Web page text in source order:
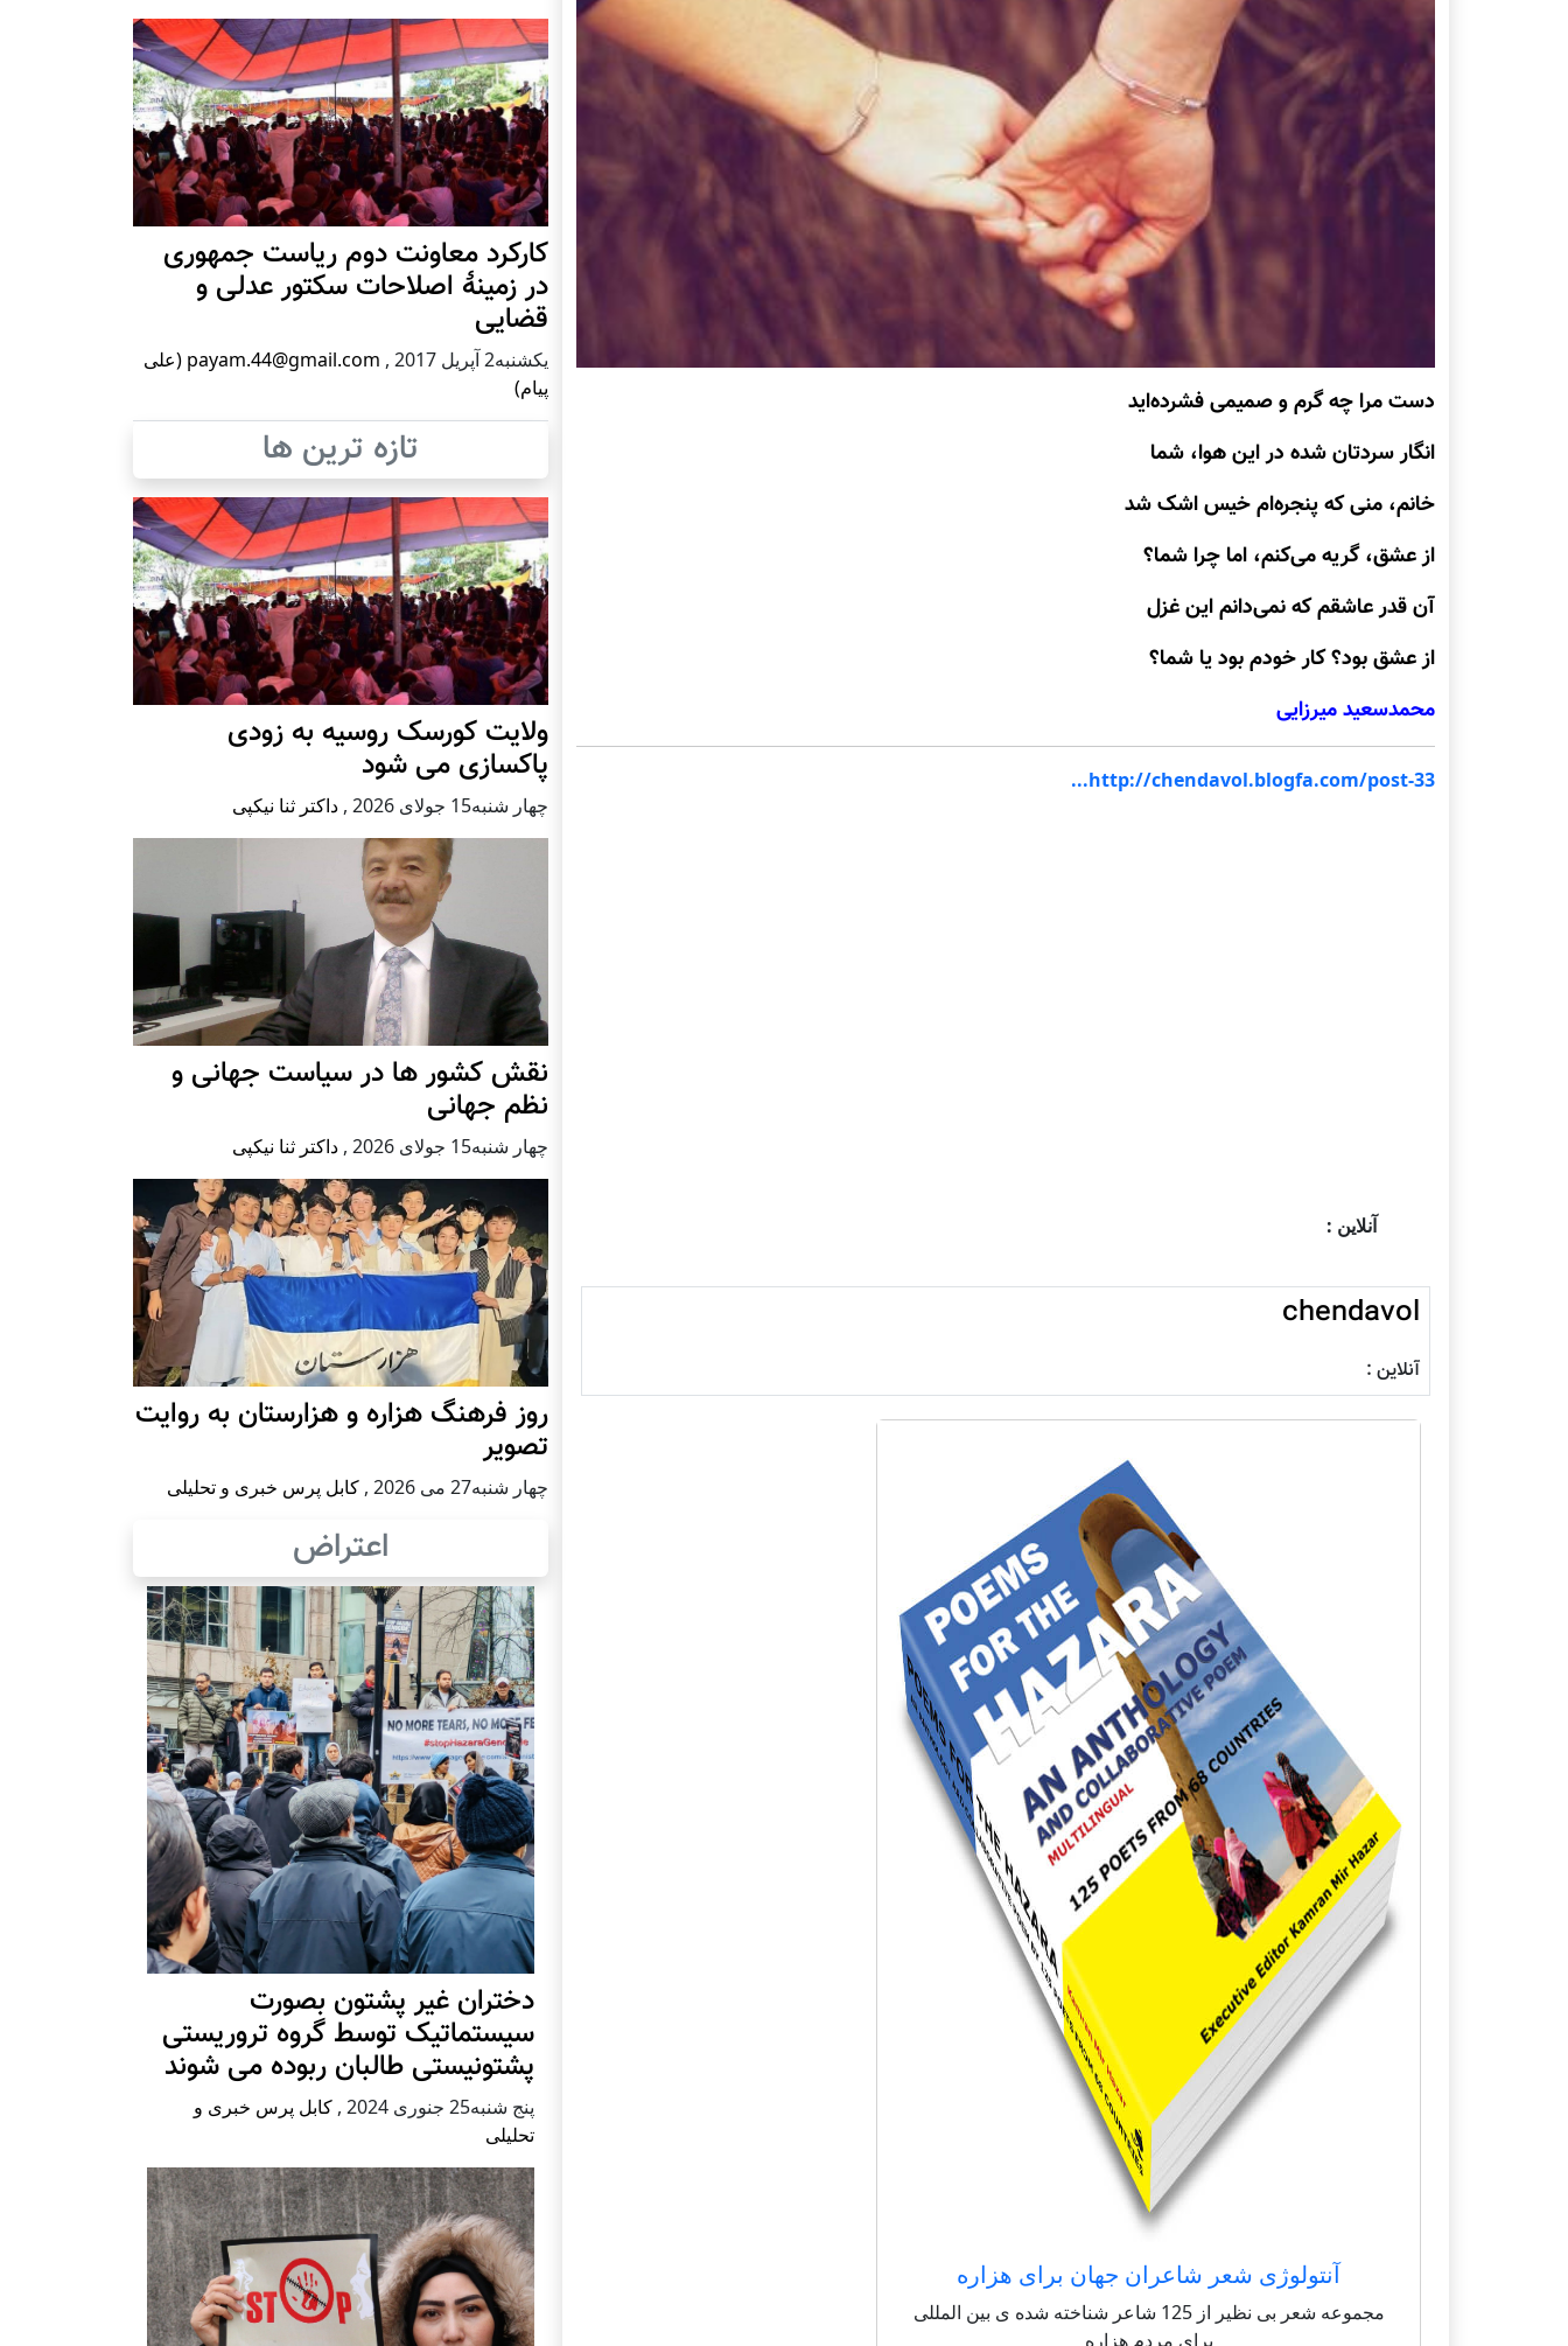
دست مرا چه گرم و صمیمی فشرده‌اید
انگار سردتان شده در این هوا، شما
خانم، منی که پنجره‌ام خیس اشک شد
از عشق، گریه می‌کنم، اما چرا شما؟
آن قدر عاشقم که نمی‌دانم این غزل
از عشق بود؟ کار خودم بود یا شما؟
محمدسعید میرزایی
آنلاین :
http://chendavol.blogfa.com/post-33...
chendavol
آنلاین :
آنتولوژی شعر شاعران جهان برای هزاره
مجموعه شعر بی نظیر از 125 شاعر شناخته شده ی بین المللی
برای مردم هزاره
کارکرد معاونت دوم ریاست جمهوری
در زمینۀ اصلاحات سکتور عدلی و
قضایی
يكشنبه2 آپریل 2017 ,
payam.44@gmail.com (علی
پیام)
تازه ترین ها
ولایت کورسک روسیه به زودی
پاکسازی می شود
چهار شنبه15 جولای 2026 , داکتر ثنا نیکپی
نقش کشور ها در سیاست جهانی و
نظم جهانی
چهار شنبه15 جولای 2026 , داکتر ثنا نیکپی
روز فرهنگ هزاره و هزارستان به روایت
تصویر
چهار شنبه27 می 2026 , کابل پرس خبری و تحلیلی
اعتراض
دختران غیر پشتون بصورت
سیستماتیک توسط گروه تروریستی
پشتونیستی طالبان ربوده می شوند
پنج شنبه25 جنوری 2024 , کابل پرس خبری و
تحلیلی